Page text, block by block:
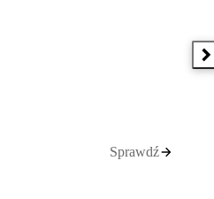
Sprawdź